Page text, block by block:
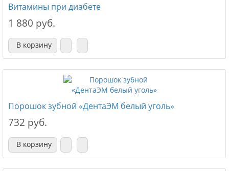
Витамины при диабете
1 880 руб.
В корзину
Порошок зубной «ДентаЭМ белый уголь»
732 руб.
В корзину